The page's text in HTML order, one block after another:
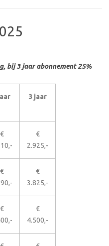
bij 3 jaar abonnement 25%
3 jaar
€
€
2.925,-
€
€
3.825,-
€
€
4.500,-